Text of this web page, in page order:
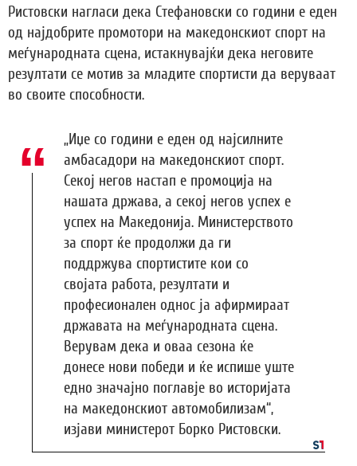
Ристовски нагласи дека Стефановски со години е еден
од најдобрите промотори на македонскиот спорт на
меѓународната сцена, истакнувајќи дека неговите
резултати се мотив за младите спортисти да веруваат
во своите способности.
„Иџе со години е еден од најсилните
амбасадори на македонскиот спорт.
Секој негов настап е промоција на
нашата држава, а секој негов успех е
успех на Македонија. Министерството
за спорт ќе продолжи да ги
поддржува спортистите кои со
својата работа, резултати и
професионален однос ја афирмираат
државата на меѓународната сцена.
Верувам дека и оваа сезона ќе
донесе нови победи и ќе испише уште
едно значајно поглавје во историјата
на македонскиот автомобилизам“,
изјави министерот Борко Ристовски.